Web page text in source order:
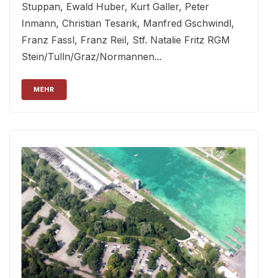
Stuppan, Ewald Huber, Kurt Galler, Peter
Inmann, Christian Tesarik, Manfred Gschwindl,
Franz Fassl, Franz Reil, Stf. Natalie Fritz RGM
Stein/Tulln/Graz/Normannen...
MEHR